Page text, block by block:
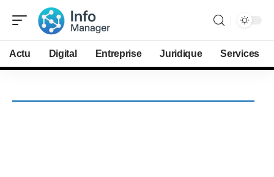
Actu Digital Entreprise Juridique Services